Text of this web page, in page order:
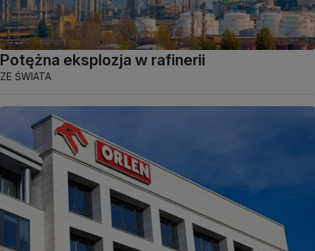
Potężna eksplozja w rafinerii
ZE ŚWIATA